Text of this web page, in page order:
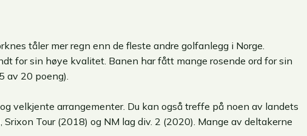
tåler mer regn enn de fleste andre golfanlegg i Norge.
for sin høye kvalitet. Banen har fått mange rosende ord for sin
av 20 poeng).
velkjente arrangementer. Du kan også treffe på noen av landets
Tour (2018) og NM lag div. 2 (2020). Mange av deltakerne